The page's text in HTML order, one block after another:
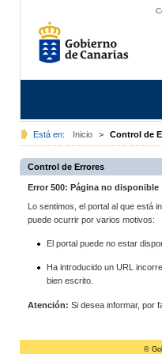
Está en: Inicio > Control de
Control de Errores
Error 500: Página no disponible
Lo sentimos, el portal al que está
puede ocurrir por varios motivos:
El portal puede no estar
Ha introducido un URL
bien escrito.
Atención: Si desea informar, por
©